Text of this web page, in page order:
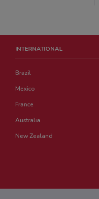
INTERNATIONAL
Brazil
Mexico
France
Australia
New Zealand